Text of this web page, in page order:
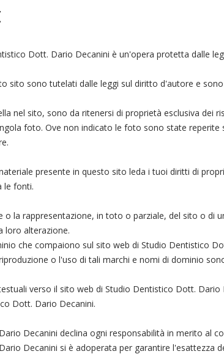
Dott. Dario Decanini è un'opera protetta dalle
sito sono tutelati dalle leggi sul diritto d'autore e
nel sito, sono da ritenersi di proprietà esclusiva dei
foto. Ove non indicato le foto sono state
presente in questo sito leda i tuoi diritti di
le fonti.
o la rappresentazione, in toto o parziale, del sito o di
loro alterazione.
che compaiono sul sito web di Studio Dentistico
o l'uso di tali marchi e nomi di dominio
verso il sito web di Studio Dentistico Dott.
Dott. Dario Decanini.
Decanini declina ogni responsabilità in merito al
Decanini si è adoperata per garantire l'esattezza